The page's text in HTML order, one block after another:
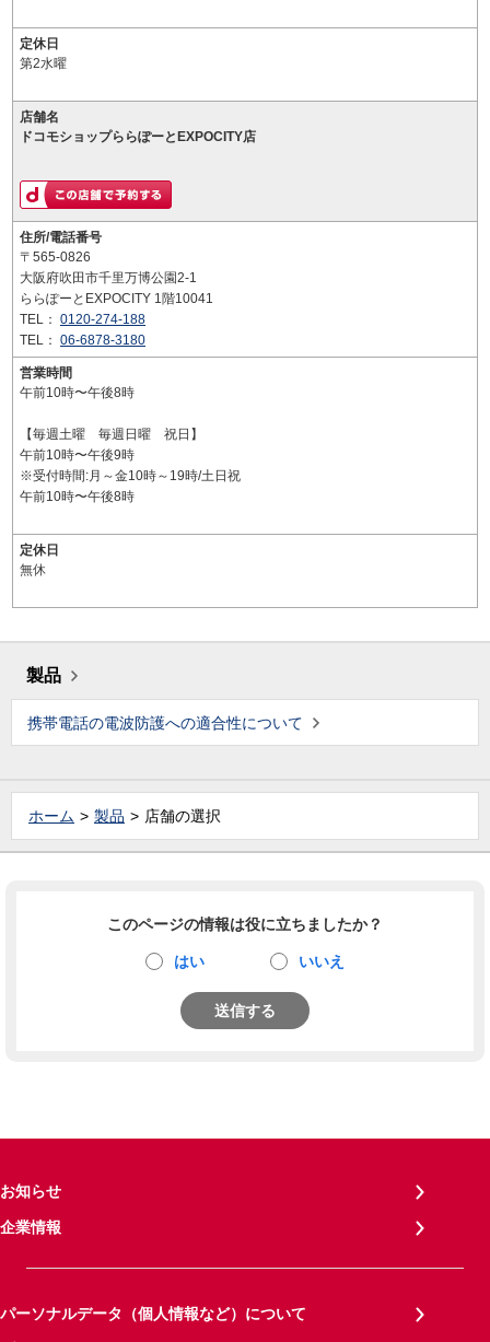
定休日
第2水曜
店舗名
ドコモショップららぽーとEXPOCITY店
住所/電話番号
〒565-0826
大阪府吹田市千里万博公園2-1
ららぽーとEXPOCITY 1階10041
TEL： 0120-274-188
TEL： 06-6878-3180
営業時間
午前10時〜午後8時
【毎週土曜 毎週日曜 祝日】
午前10時〜午後9時
※受付時間:月～金10時～19時/土日祝
午前10時〜午後8時
定休日
無休
製品
携帯電話の電波防護への適合性について
ホーム 製品 店舗の選択
このページの情報は役に立ちましたか？
はい いいえ
送信する
お知らせ
企業情報
パーソナルデータ（個人情報など）について